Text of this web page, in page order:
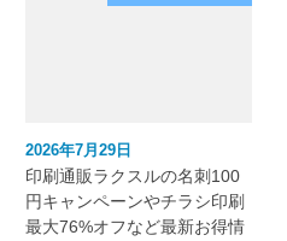
2026年7月29日
印刷通販ラクスルの名刺100
円キャンペーンやチラシ印刷
最大76%オフなど最新お得情